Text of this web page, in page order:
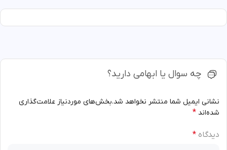
چه سوال یا ابهامی دارید؟
نشانی ایمیل شما منتشر نخواهد شد.بخش‌های موردنیاز علامت‌گذاری
شده‌اند *
دیدگاه *